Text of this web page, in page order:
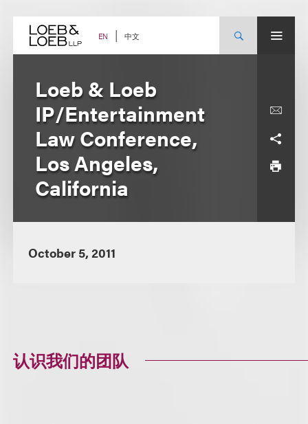
content EN 中文
Loeb & Loeb
IP/Entertainment
Law Conference,
Los Angeles,
California
October 5, 2011
认识我们的团队